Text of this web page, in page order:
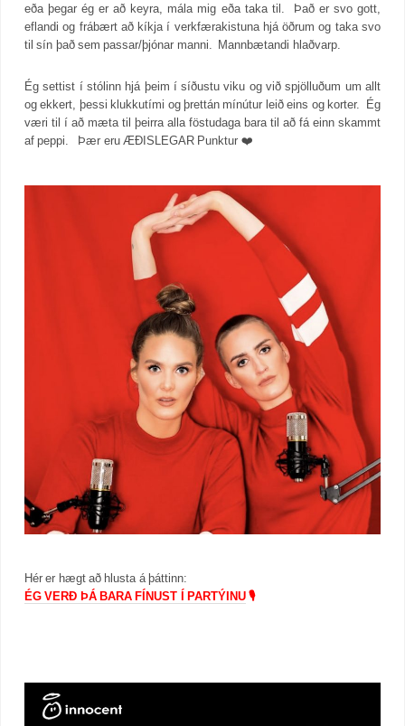
eða þegar ég er að keyra, mála mig eða taka til. Það er svo gott,
eflandi og frábært að kíkja í verkfærakistuna hjá öðrum og taka svo
til sín það sem passar/þjónar manni. Mannbætandi hlaðvarp.
Ég settist í stólinn hjá þeim í síðustu viku og við spjölluðum um allt
og ekkert, þessi klukkutími og þrettán mínútur leið eins og korter. Ég
væri til í að mæta til þeirra alla föstudaga bara til að fá einn skammt
af peppi. Þær eru ÆÐISLEGAR Punktur ❤️
Hér er hægt að hlusta á þáttinn:
ÉG VERÐ ÞÁ BARA FÍNUST Í PARTÝINU 🎙️